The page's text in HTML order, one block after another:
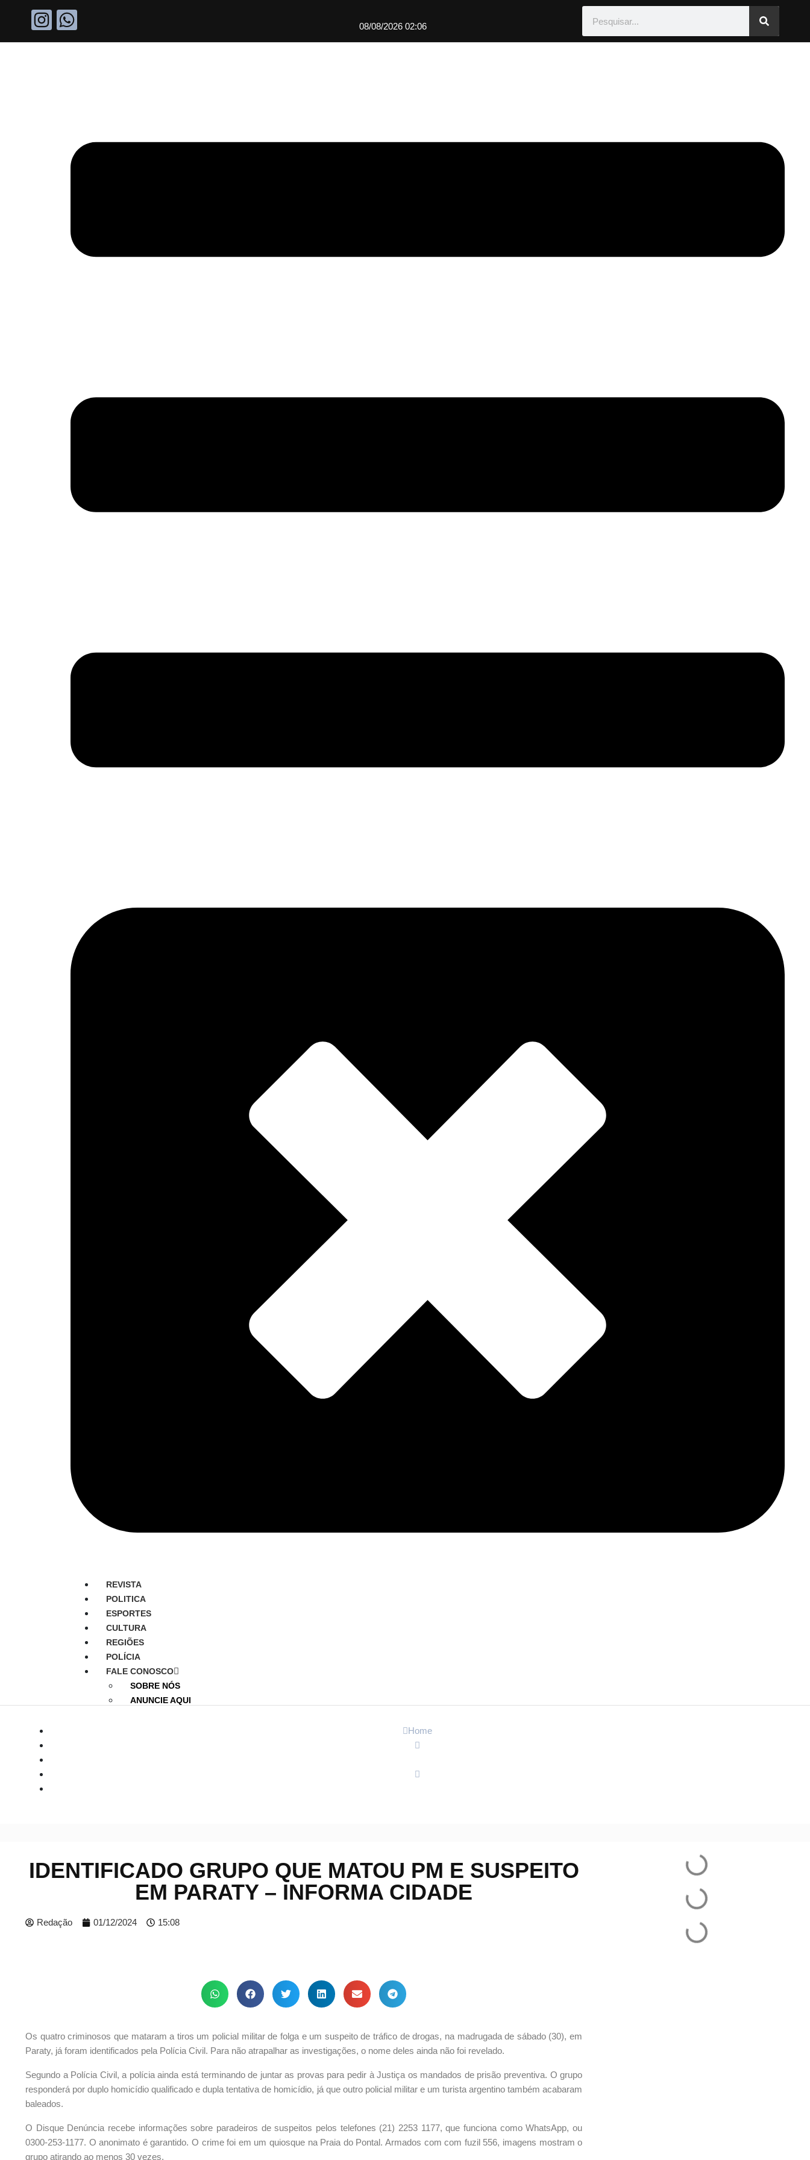
08/08/2026 02:06
REVISTA
POLITICA
ESPORTES
CULTURA
REGIÕES
POLÍCIA
FALE CONOSCO
SOBRE NÓS
ANUNCIE AQUI
Home
IDENTIFICADO GRUPO QUE MATOU PM E SUSPEITO
EM PARATY – INFORMA CIDADE
Redação 01/12/2024 15:08
Os quatro criminosos que mataram a tiros um policial militar de folga e um suspeito de tráfico de drogas, na madrugada de sábado (30), em
Paraty, já foram identificados pela Polícia Civil. Para não atrapalhar as investigações, o nome deles ainda não foi revelado.
Segundo a Polícia Civil, a polícia ainda está terminando de juntar as provas para pedir à Justiça os mandados de prisão preventiva. O grupo
responderá por duplo homicídio qualificado e dupla tentativa de homicídio, já que outro policial militar e um turista argentino também acabaram
baleados.
O Disque Denúncia recebe informações sobre paradeiros de suspeitos pelos telefones (21) 2253 1177, que funciona como WhatsApp, ou
0300-253-1177. O anonimato é garantido. O crime foi em um quiosque na Praia do Pontal. Armados com com fuzil 556, imagens mostram o
grupo atirando ao menos 30 vezes.